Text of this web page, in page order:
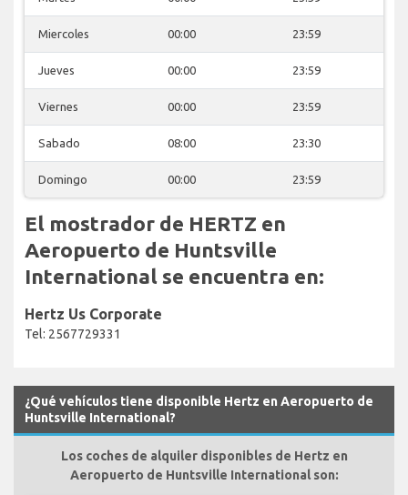
Miercoles 00:00 23:59
Jueves 00:00 23:59
Viernes 00:00 23:59
Sabado 08:00 23:30
Domingo 00:00 23:59
El mostrador de HERTZ en
Aeropuerto de Huntsville
International se encuentra en:
Hertz Us Corporate
Tel: 2567729331
¿Qué vehículos tiene disponible Hertz en Aeropuerto de
Huntsville International?
Los coches de alquiler disponibles de Hertz en
Aeropuerto de Huntsville International son: